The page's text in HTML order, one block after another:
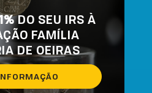
DO SEU IRS À
FAMÍLIA
DE OEIRAS